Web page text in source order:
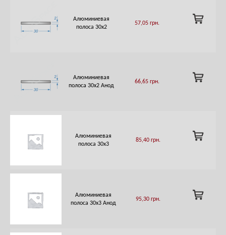
Алюминиевая
полоса 30х2
57,05 грн.
ADD
TO
Алюминиевая
полоса 30х2 Анод
66,65 грн.
ADD
TO
Алюминиевая
полоса 30х3
85,40 грн.
ADD
TO
Алюминиевая
полоса 30х3 Анод
95,30 грн.
ADD
TO